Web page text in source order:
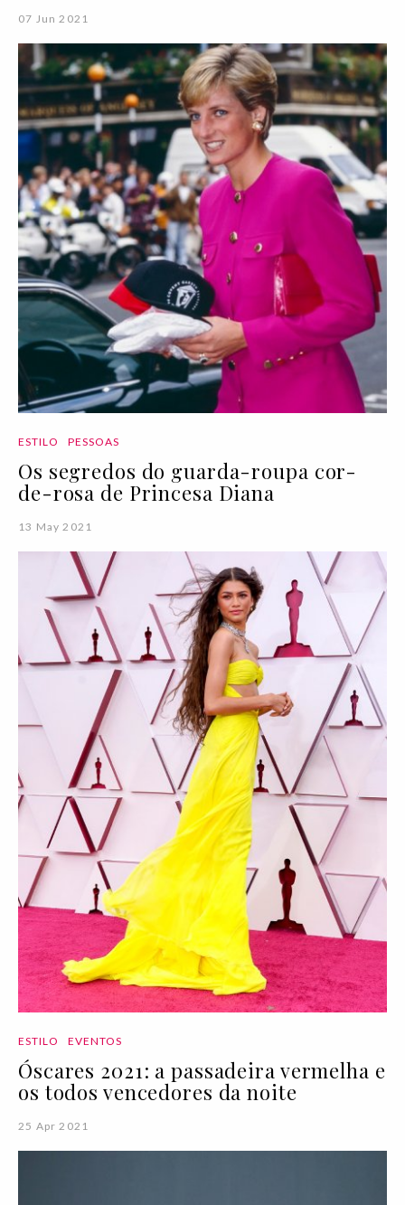
07 Jun 2021
ESTILO PESSOAS
Os segredos do guarda-roupa cor-
de-rosa de Princesa Diana
13 May 2021
ESTILO EVENTOS
Óscares 2021: a passadeira vermelha e
os todos vencedores da noite
25 Apr 2021